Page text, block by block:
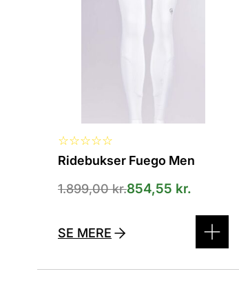
☆☆☆☆☆
Ridebukser Fuego Men
1.899,00kr.854,55 kr.
SE MERE